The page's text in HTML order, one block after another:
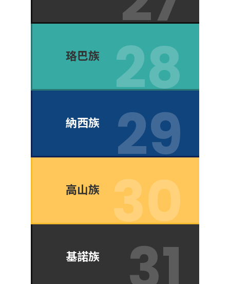
珞巴族
納西族
高山族
基諾族